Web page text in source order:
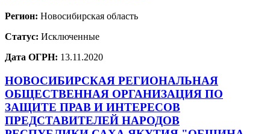
Регион: Новосибирская область
Статус: Исключенные
Дата ОГРН: 13.11.2020
НОВОСИБИРСКАЯ РЕГИОНАЛЬНАЯ
ОБЩЕСТВЕННАЯ ОРГАНИЗАЦИЯ ПО
ЗАЩИТЕ ПРАВ И ИНТЕРЕСОВ
ПРЕДСТАВИТЕЛЕЙ НАРОДОВ